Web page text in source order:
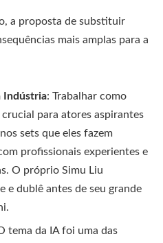
a proposta de substituir
mais amplas para a
Indústria: Trabalhar como
para atores aspirantes
sets que eles fazem
profissionais experientes e
O próprio Simu Liu
e dublê antes de seu grande
tema da IA foi uma das